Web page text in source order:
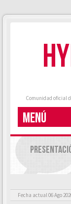
Comunidad oficial
MENÚ
Fecha actual 06 Ago